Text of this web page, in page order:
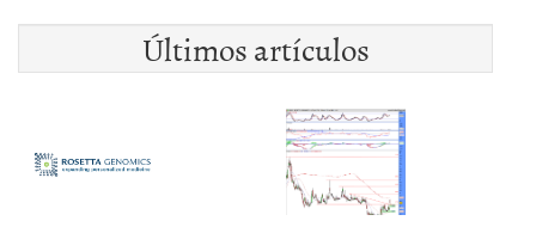
Últimos artículos